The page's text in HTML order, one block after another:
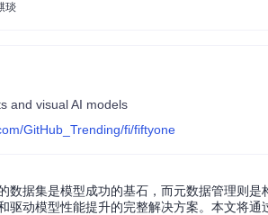
琰
and visual AI models
GitHub_Trending/fi/fiftyone
数据集是模型成功的基石，而元数据管理则
驱动模型性能提升的完整解决方案。本文